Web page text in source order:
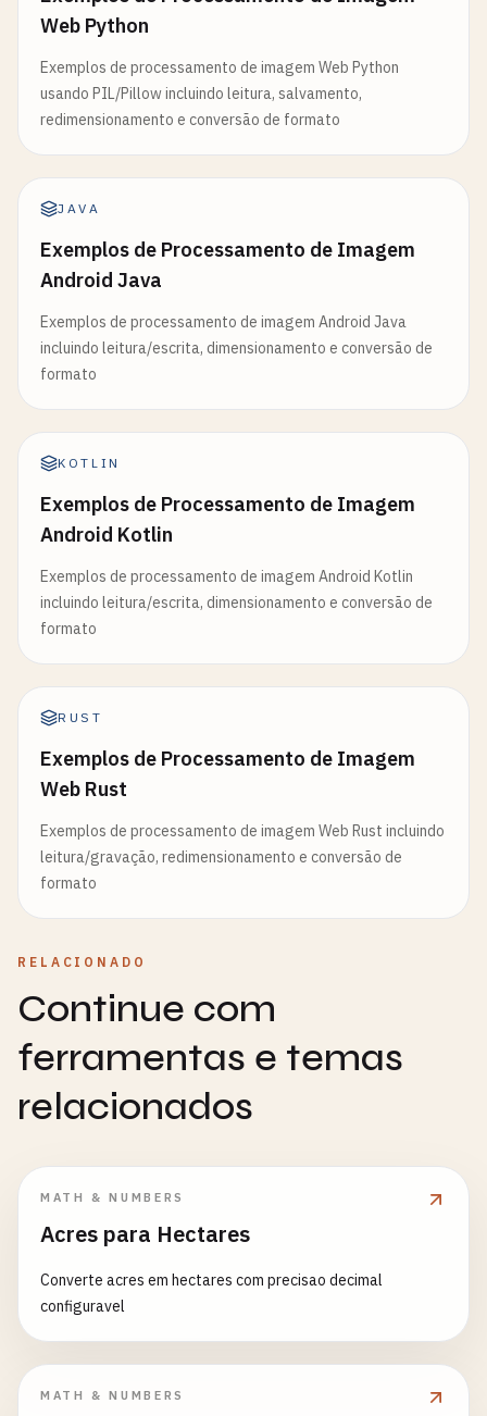
Web Python
Exemplos de processamento de imagem Web Python
usando PIL/Pillow incluindo leitura, salvamento,
redimensionamento e conversão de formato
JAVA
Exemplos de Processamento de Imagem
Android Java
Exemplos de processamento de imagem Android Java
incluindo leitura/escrita, dimensionamento e conversão de
formato
KOTLIN
Exemplos de Processamento de Imagem
Android Kotlin
Exemplos de processamento de imagem Android Kotlin
incluindo leitura/escrita, dimensionamento e conversão de
formato
RUST
Exemplos de Processamento de Imagem
Web Rust
Exemplos de processamento de imagem Web Rust incluindo
leitura/gravação, redimensionamento e conversão de
formato
RELACIONADO
Continue com
ferramentas e temas
relacionados
MATH & NUMBERS
Acres para Hectares
Converte acres em hectares com precisao decimal
configuravel
MATH & NUMBERS